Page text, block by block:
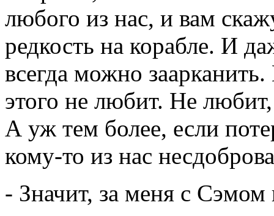
любого из нас, и вам
редкость на корабле. И
всегда можно
этого не любит. Не
А уж тем более, если
кому-то из нас
- Значит, за меня с